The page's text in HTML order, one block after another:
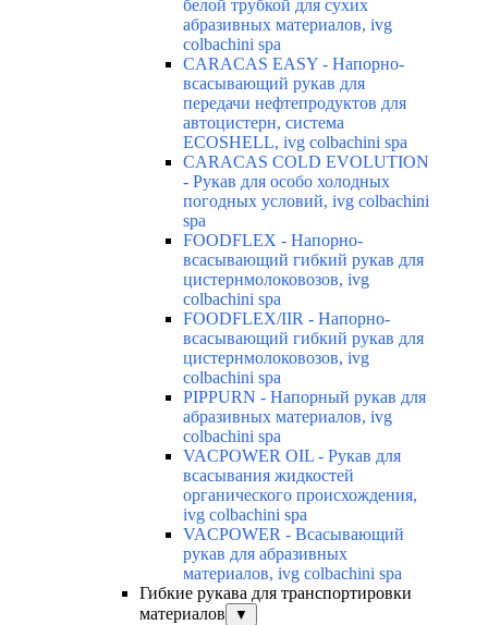
белой трубкой для сухих
абразивных материалов, ivg
colbachini spa
CARACAS EASY - Напорно-
всасывающий рукав для
передачи нефтепродуктов для
автоцистерн, система
ECOSHELL, ivg colbachini spa
CARACAS COLD EVOLUTION
- Рукав для особо холодных
погодных условий, ivg colbachini
spa
FOODFLEX - Напорно-
всасывающий гибкий рукав для
цистернмолоковозов, ivg
colbachini spa
FOODFLEX/IIR - Напорно-
всасывающий гибкий рукав для
цистернмолоковозов, ivg
colbachini spa
PIPPURN - Напорный рукав для
абразивных материалов, ivg
colbachini spa
VACPOWER OIL - Рукав для
всасывания жидкостей
органического происхождения,
ivg colbachini spa
VACPOWER - Всасывающий
рукав для абразивных
материалов, ivg colbachini spa
Гибкие рукава для транспортировки
материалов
▼